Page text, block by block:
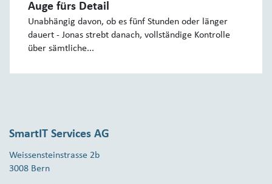
Auge fürs Detail
Unabhängig davon, ob es fünf Stunden oder länger
dauert - Jonas strebt danach, vollständige Kontrolle
über sämtliche...
SmartIT Services AG
Weissensteinstrasse 2b
3008 Bern